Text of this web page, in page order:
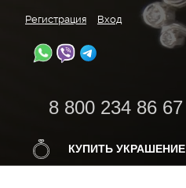
Регистрация Вход
8 800 234 86 67
КУПИТЬ УКРАШЕНИЕ